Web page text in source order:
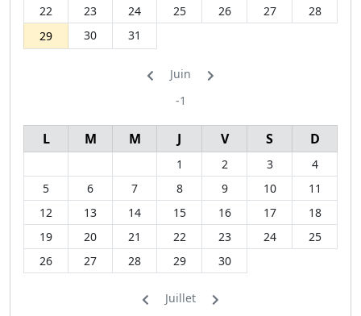
22
23 24 25 26 27
28
29
30 31
Juin
-1
L M M J V S D
1 2 3
4
5
6 7 8 9 10
11
12
13 14 15 16 17
18
19
20 21 22 23 24
25
26
27 28 29 30
Juillet